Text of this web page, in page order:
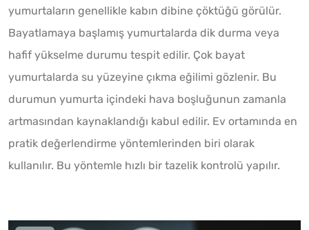
yumurtaların genellikle kabın dibine çöktüğü görülür.
Bayatlamaya başlamış yumurtalarda dik durma veya
hafif yükselme durumu tespit edilir. Çok bayat
yumurtalarda su yüzeyine çıkma eğilimi gözlenir. Bu
durumun yumurta içindeki hava boşluğunun zamanla
artmasından kaynaklandığı kabul edilir. Ev ortamında en
pratik değerlendirme yöntemlerinden biri olarak
kullanılır. Bu yöntemle hızlı bir tazelik kontrolü yapılır.